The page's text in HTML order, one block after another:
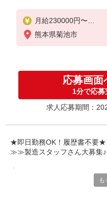
月給230000円〜
※残業代支給
★交通費別途支給（規
入社祝い金10万円支
お友達を紹介頂くと,
インセンティブ支給(
゜・。○。・゜+゜・
熊本県菊池市
応募画面
1分で応
求人応募期間：
★即日勤務OK！履歴書不要★
≫≫製造スタッフさん大募
職場での不安や悩み事があれも